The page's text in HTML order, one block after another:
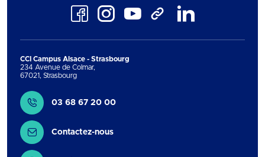
FacebookInstagramYoutube TikTok
CCI Campus Alsace - Strasbourg
234 Avenue de Colmar,
67021, Strasbourg
Contact
03 68 67 20 00
Contactez-nous